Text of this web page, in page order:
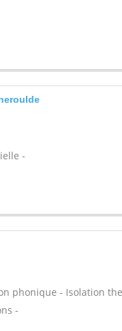
-
phonique - Isolation
-